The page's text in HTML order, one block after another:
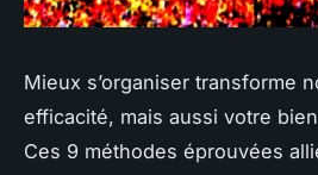
Mieux s’organiser transforme
efficacité, mais aussi votre
Ces 9 méthodes éprouvées